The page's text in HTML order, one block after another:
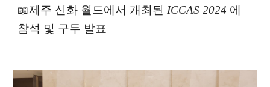
📖제주 신화 월드에서 개최된 ICCAS 2024 에
참석 및 구두 발표